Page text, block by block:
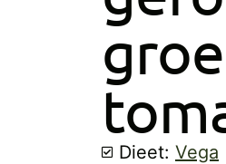
Dieet: Vega